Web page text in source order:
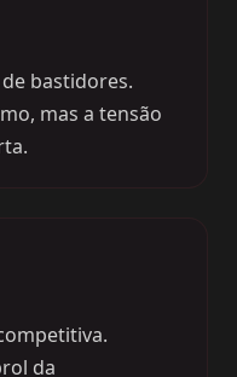
bastidores.
mas a tensão
da